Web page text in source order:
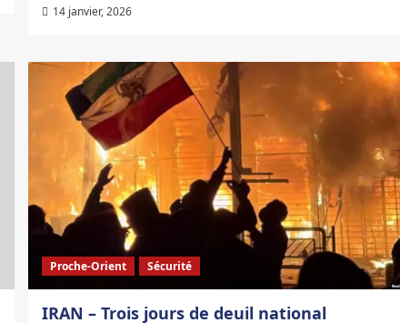
14 janvier, 2026
Proche-Orient Sécurité
IRAN – Trois jours de deuil national